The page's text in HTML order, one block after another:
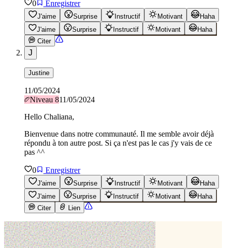
0 Enregistrer
J'aime Surprise Instructif Motivant
Haha
J'aime
Surprise Instructif Motivant
Haha
Citer
J
Justine
11/05/2024
Niveau 811/05/2024
Hello Chaliana,
Bienvenue dans notre communauté. Il me semble avoir déjà
répondu à ton autre post. Si ça n'est pas le cas j'y vais de ce
pas ^^
0 Enregistrer
J'aime Surprise Instructif Motivant
Haha
J'aime
Surprise Instructif Motivant
Haha
Citer
Lien